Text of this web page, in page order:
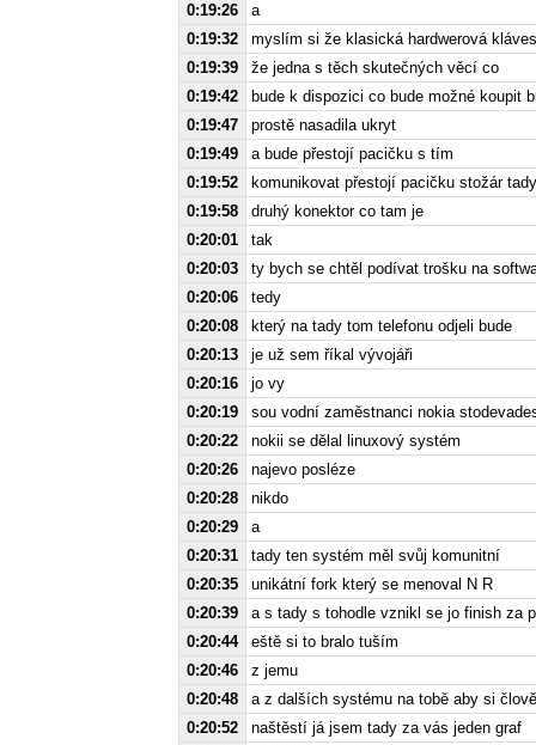
0:19:26
a
0:19:32
myslím si že klasická hardwerová
0:19:39
že jedna s těch skutečných věcí co
0:19:42
bude k dispozici co bude možné koupit
0:19:47
prostě nasadila ukryt
0:19:49
a bude přestojí pacičku s tím
0:19:52
komunikovat přestojí pacičku stožár
0:19:58
druhý konektor co tam je
0:20:01
tak
0:20:03
ty bych se chtěl podívat trošku na
0:20:06
tedy
0:20:08
který na tady tom telefonu odjeli bude
0:20:13
je už sem říkal vývojáři
0:20:16
jo vy
0:20:19
sou vodní zaměstnanci nokia
0:20:22
nokii se dělal linuxový systém
0:20:26
najevo posléze
0:20:28
nikdo
0:20:29
a
0:20:31
tady ten systém měl svůj komunitní
0:20:35
unikátní fork který se menoval N R
0:20:39
a s tady s tohodle vznikl se jo finish za
0:20:44
eště si to bralo tuším
0:20:46
z jemu
0:20:48
a z dalších systému na tobě aby si
0:20:52
naštěstí já jsem tady za vás jeden graf